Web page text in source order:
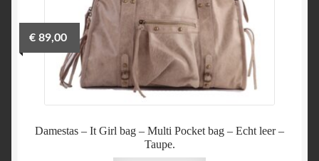
Damestas – It Girl bag – Multi Pocket bag – Echt leer –
Taupe.
€89,00